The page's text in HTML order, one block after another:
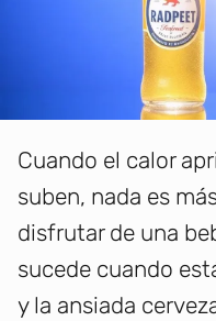
Cuando el calor
suben, nada es
disfrutar de una
sucede cuando
y la ansiada